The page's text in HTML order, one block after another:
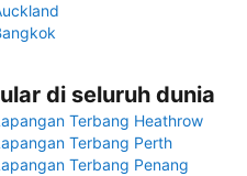
di seluruh dunia
Terbang Heathrow
Terbang Perth
Terbang Penang